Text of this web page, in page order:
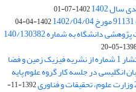
سال 1402 1402-07-01
1402-04-04
بخشنامه معاونت پژوهشی دانشگاه به شماره 140/130382
1398-
دریافت مجوز انتشار 1 شماره از نشریه فیزیک زمین و فضا
انگلیسی در جلسه کار گروه علوم پایه
1392-11-